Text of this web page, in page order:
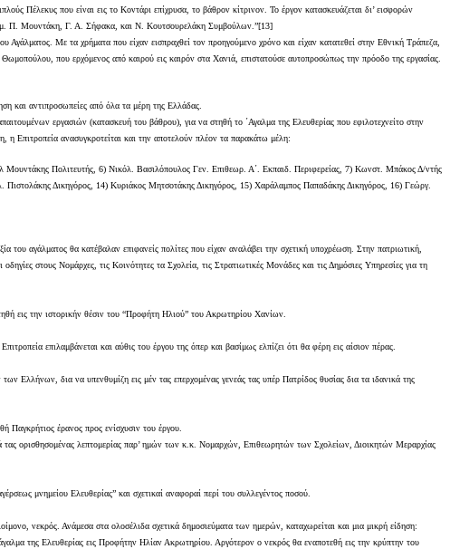
Πέλεκυς που είναι εις το Κοντάρι επίχρυσα, το βάθρον κίτρινον. Το έργον κατασκευάζεται δι’ εισφορών
Π. Μουντάκη, Γ. Α. Σήφακα, και Ν. Κουτσουρελάκη Συμβούλων.”[13]
Με τα χρήματα που είχαν εισπραχθεί τον προηγούμενο χρόνο και είχαν κατατεθεί στην Εθνική Τράπεζα,
που ερχόμενος από καιρού εις καιρόν στα Χανιά, επιστατούσε αυτοπροσώπως την πρόοδο της εργασίας.
και αντιπροσωπείες από όλα τα μέρη της Ελλάδας.
εργασιών (κατασκευή του βάθρου), για να στηθή το ΄Αγαλμα της Ελευθερίας που εφιλοτεχνείτο στην
Επιτροπεία ανασυγκροτείται και την αποτελούν πλέον τα παρακάτω μέλη:
Πολιτευτής, 6) Νικόλ. Βασιλόπουλος Γεν. Επιθεωρ. Α΄. Εκπαιδ. Περιφερείας, 7) Κωνστ. Μπάκος Δ/ντής
Δικηγόρος, 14) Κυριάκος Μητσοτάκης Δικηγόρος, 15) Χαράλαμπος Παπαδάκης Δικηγόρος, 16) Γεώργ.
αγάλματος θα κατέβαλαν επιφανείς πολίτες που είχαν αναλάβει την σχετική υποχρέωση. Στην πατριωτική,
στους Νομάρχες, τις Κοινότητες τα Σχολεία, τις Στρατιωτικές Μονάδες και τις Δημόσιες Υπηρεσίες για τη
εις την ιστορικήν θέσιν του “Προφήτη Ηλιού” του Ακρωτηρίου Χανίων.
επιλαμβάνεται και αύθις του έργου της όπερ και βασίμως ελπίζει ότι θα φέρη εις αίσιον πέρας.
Ελλήνων, δια να υπενθυμίζη εις μέν τας επερχομένας γενεάς τας υπέρ Πατρίδος θυσίας δια τα ιδανικά της
έρανος προς ενίσχυσιν του έργου.
ορισθησομένας λεπτομερίας παρ’ ημών των κ.κ. Νομαρχών, Επιθεωρητών των Σχολείων, Διοικητών Μεραρχίας
μνημείου Ελευθερίας” και σχετικαί αναφοραί περί του συλλεγέντος ποσού.
νεκρός. Ανάμεσα στα ολοσέλιδα σχετικά δημοσιεύματα των ημερών, καταχωρείται και μια μικρή είδηση:
της Ελευθερίας εις Προφήτην Ηλίαν Ακρωτηρίου. Αργότερον ο νεκρός θα εναποτεθή εις την κρύπτην του